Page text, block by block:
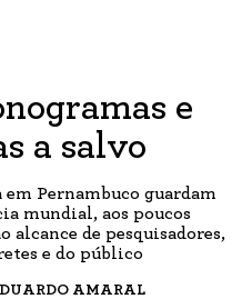
e
a salvo
Pernambuco guardam
mundial, aos poucos
alcance de pesquisadores,
e do público
AMARAL